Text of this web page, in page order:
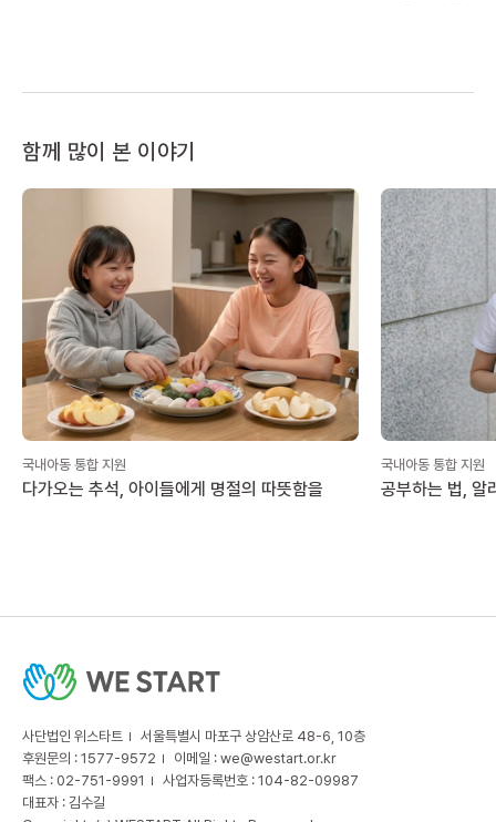
함께 많이 본 이야기
국내아동 통합 지원
다가오는 추석, 아이들에게 명절의 따뜻함을
국내아동 통합 지원
공부하는 법, 알
사단법인 위스타트
서울특별시 마포구 상암산로 48-6, 10층
후원문의 : 1577-9572
이메일 : we@westart.or.kr
팩스 : 02-751-9991
사업자등록번호 : 104-82-09987
대표자 : 김수길